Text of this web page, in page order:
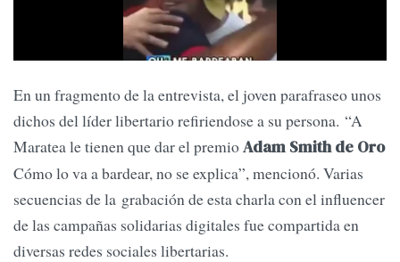
En un fragmento de la entrevista, el joven parafraseo unos
dichos del líder libertario refiriendose a su persona. “A
Maratea le tienen que dar el premioAdam Smith de Oro
Cómo lo va a bardear, no se explica”, mencionó. Varias
secuencias de la grabación de esta charla con el influencer
de las campañas solidarias digitales fue compartida en
diversas redes sociales libertarias.